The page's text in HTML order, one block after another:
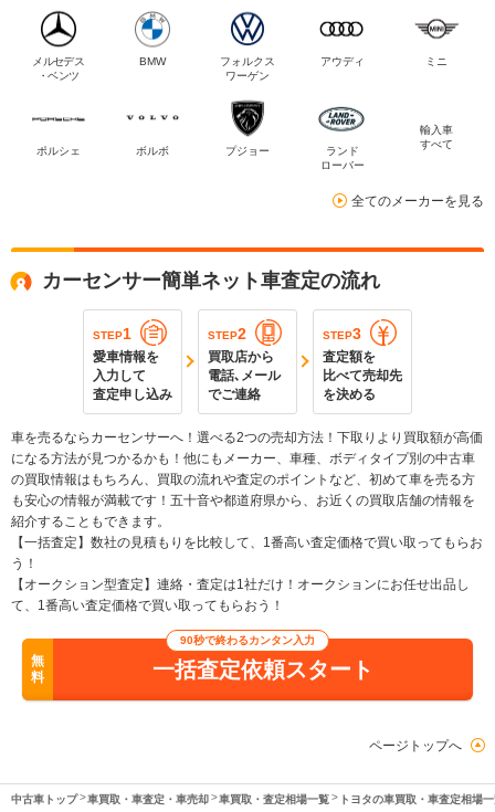
メルセデス
・ベンツ
BMW
フォルクス
ワーゲン
アウディ ミニ
ポルシェ ボルボ プジョー
ランド
ローバー
輸入車
すべて
全てのメーカーを見る
カーセンサー簡単ネット車査定の流れ
STEP1
愛車情報を
入力して
査定申し込み
STEP2
買取店から
電話､メール
でご連絡
STEP3
査定額を
比べて売却先
を決める
車を売るならカーセンサーへ！選べる2つの売却方法！下取りより買取額が高価
になる方法が見つかるかも！他にもメーカー、車種、ボディタイプ別の中古車
の買取情報はもちろん、買取の流れや査定のポイントなど、初めて車を売る方
も安心の情報が満載です！五十音や都道府県から、お近くの買取店舗の情報を
紹介することもできます。
【一括査定】数社の見積もりを比較して、1番高い査定価格で買い取ってもらお
う！
【オークション型査定】連絡・査定は1社だけ！オークションにお任せ出品し
て、1番高い査定価格で買い取ってもらおう！
無
料
90秒で終わるカンタン入力
一括査定依頼スタート
ページトップへ
中古車トップ 車買取・車査定・車売却 車買取・査定相場一覧 トヨタの車買取・車査定相場